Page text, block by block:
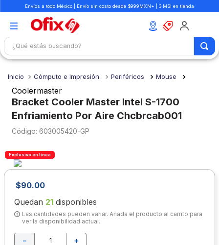
Envíos a todo México | Envío sin costo desde $999MXN* | 3 MSI en tienda
¿Qué estás buscando?
Cómputo e Impresión Periféricos Mouse
Coolermaster
Bracket Cooler Master Intel S-1700
Enfriamiento Por Aire Chcbrcab001
: 603005420-GP
Exclusivo en línea
$90.00
Quedan 21 disponibles
Las cantidades pueden variar. Añada el producto al carrito para
ver la disponibilidad actual.
＋
－
1.
mochilas
2.
libretas
3.
cuaderno
4.
cuadernos
5.
colores
6.
7.
sacapuntas
8.
escolar
9.
escritorio
10. lapiz